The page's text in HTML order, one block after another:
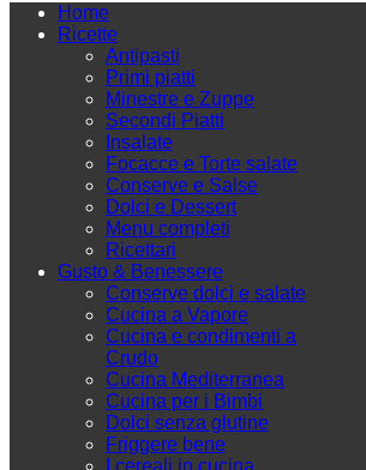
Home
Ricette
Antipasti
Primi piatti
Minestre e Zuppe
Secondi Piatti
Insalate
Focacce e Torte salate
Conserve e Salse
Dolci e Dessert
Menu completi
Ricettari
Gusto & Benessere
Conserve dolci e salate
Cucina a Vapore
Cucina e condimenti a
Crudo
Cucina Mediterranea
Cucina per i Bimbi
Dolci senza glutine
Friggere bene
I cereali in cucina